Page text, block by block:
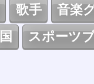
歌手
音楽
国 スポーツ